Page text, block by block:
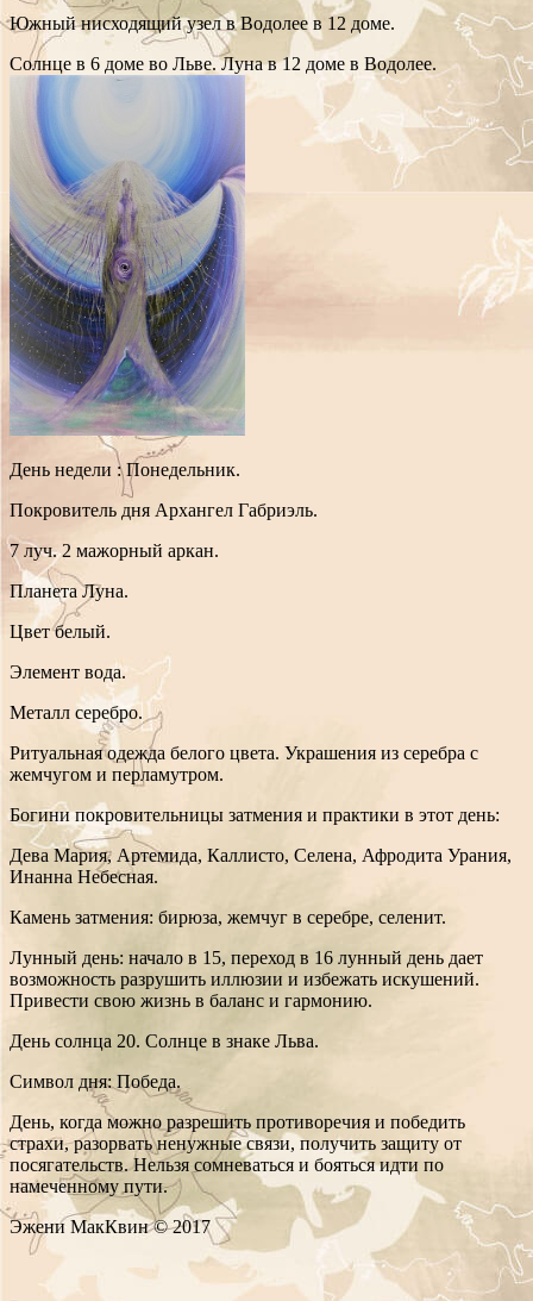
Южный нисходящий узел в Водолее в 12 доме.
Солнце в 6 доме во Льве. Луна в 12 доме в Водолее.
День недели : Понедельник.
Покровитель дня Архангел Габриэль.
7 луч. 2 мажорный аркан.
Планета Луна.
Цвет белый.
Элемент вода.
Металл серебро.
Ритуальная одежда белого цвета. Украшения из серебра с
жемчугом и перламутром.
Богини покровительницы затмения и практики в этот день:
Дева Мария, Артемида, Каллисто, Селена, Афродита Урания,
Инанна Небесная.
Камень затмения: бирюза, жемчуг в серебре, селенит.
Лунный день: начало в 15, переход в 16 лунный день дает
возможность разрушить иллюзии и избежать искушений.
Привести свою жизнь в баланс и гармонию.
День солнца 20. Солнце в знаке Льва.
Символ дня: Победа.
День, когда можно разрешить противоречия и победить
страхи, разорвать ненужные связи, получить защиту от
посягательств. Нельзя сомневаться и бояться идти по
намеченному пути.
Эжени МакКвин © 2017